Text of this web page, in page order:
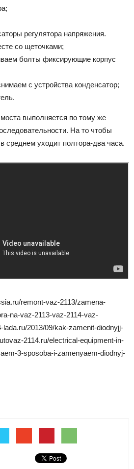
регулятора напряжения.
со щеточками;
болты фиксирующие корпус
с устройства конденсатор;
выполняется по тому же
На то чтобы
среднем уходит полтора-два часа.
remont-vaz-2113/zamena-
na-vaz-2113-vaz-2114-vaz-
lada.ru/2013/09/kak-zamenit-diodnyjj-
2114.ru/electrical-equipment-in-
3-sposoba-i-zamenyaem-diodnyj-